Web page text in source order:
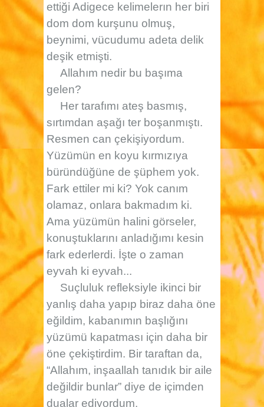
ettiği Adigece kelimelerın her biri
dom dom kurşunu olmuş,
beynimi, vücudumu adeta delik
deşik etmişti.
Allahım nedir bu başıma
gelen?
Her tarafımı ateş basmış,
sırtımdan aşağı ter boşanmıştı.
Resmen can çekişiyordum.
Yüzümün en koyu kırmızıya
büründüğüne de şüphem yok.
Fark ettiler mi ki? Yok canım
olamaz, onlara bakmadım ki.
Ama yüzümün halini görseler,
konuştuklarını anladığımı kesin
fark ederlerdi. İşte o zaman
eyvah ki eyvah...
Suçluluk refleksiyle ikinci bir
yanlış daha yapıp biraz daha öne
eğildim, kabanımın başlığını
yüzümü kapatması için daha bir
öne çekiştirdim. Bir taraftan da,
“Allahım, inşaallah tanıdık bir aile
değildir bunlar” diye de içimden
dualar ediyordum.